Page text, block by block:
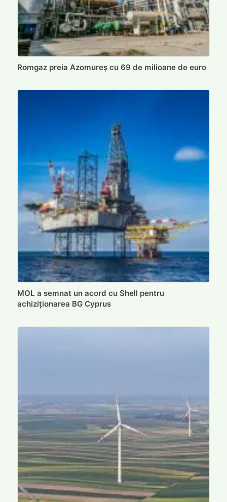
Romgaz preia Azomureș cu 69 de milioane de euro
MOL a semnat un acord cu Shell pentru
achiziționarea BG Cyprus